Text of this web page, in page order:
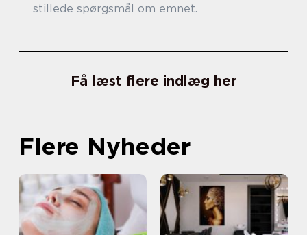
stillede spørgsmål om emnet.
Få læst flere indlæg her
Flere Nyheder